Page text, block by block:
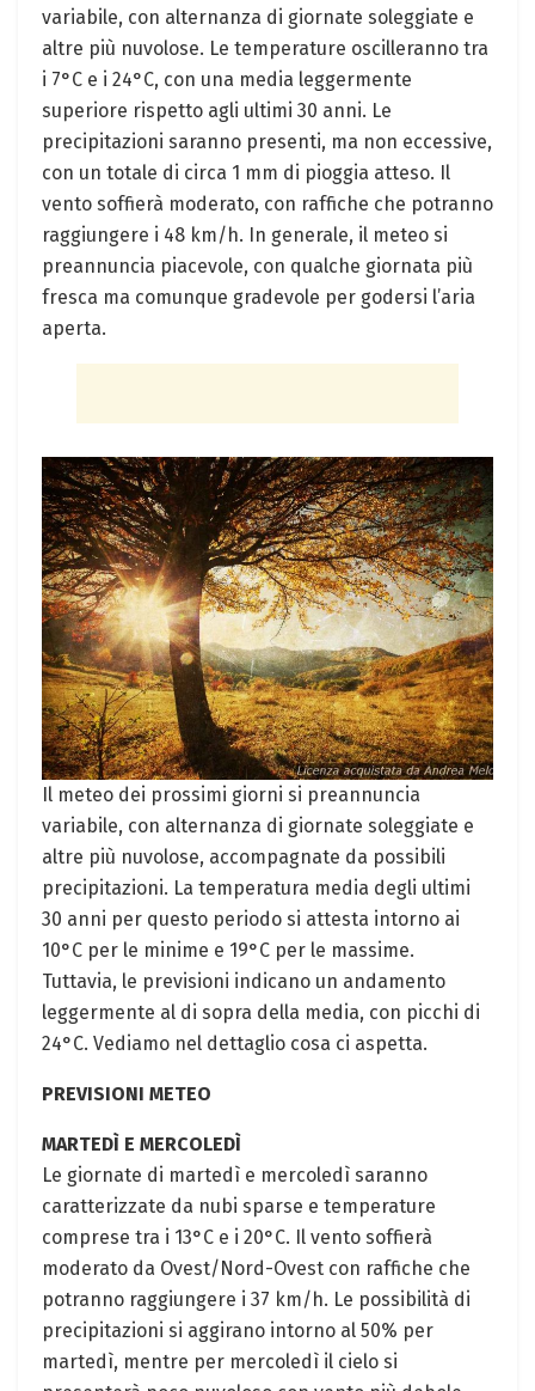
variabile, con alternanza di giornate soleggiate e
altre più nuvolose. Le temperature oscilleranno tra
i 7°C e i 24°C, con una media leggermente
superiore rispetto agli ultimi 30 anni. Le
precipitazioni saranno presenti, ma non eccessive,
con un totale di circa 1 mm di pioggia atteso. Il
vento soffierà moderato, con raffiche che potranno
raggiungere i 48 km/h. In generale, il meteo si
preannuncia piacevole, con qualche giornata più
fresca ma comunque gradevole per godersi l’aria
aperta.
Il meteo dei prossimi giorni si preannuncia
variabile, con alternanza di giornate soleggiate e
altre più nuvolose, accompagnate da possibili
precipitazioni. La temperatura media degli ultimi
30 anni per questo periodo si attesta intorno ai
10°C per le minime e 19°C per le massime.
Tuttavia, le previsioni indicano un andamento
leggermente al di sopra della media, con picchi di
24°C. Vediamo nel dettaglio cosa ci aspetta.
PREVISIONI METEO
MARTEDÌ E MERCOLEDÌ
Le giornate di martedì e mercoledì saranno
caratterizzate da nubi sparse e temperature
comprese tra i 13°C e i 20°C. Il vento soffierà
moderato da Ovest/Nord-Ovest con raffiche che
potranno raggiungere i 37 km/h. Le possibilità di
precipitazioni si aggirano intorno al 50% per
martedì, mentre per mercoledì il cielo si